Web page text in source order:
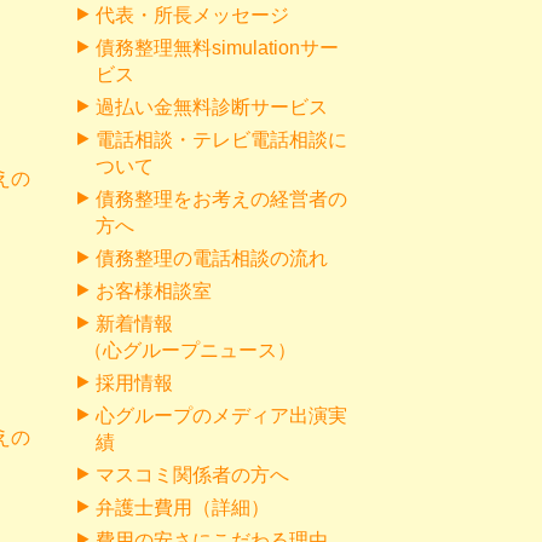
の
の
代表・所長メッセージ
債務整理無料simulationサー
ビス
過払い金無料診断サービス
電話相談・テレビ電話相談に
ついて
債務整理をお考えの経営者の
方へ
債務整理の電話相談の流れ
お客様相談室
新着情報
（心グループニュース）
採用情報
心グループのメディア出演実
績
マスコミ関係者の方へ
弁護士費用（詳細）